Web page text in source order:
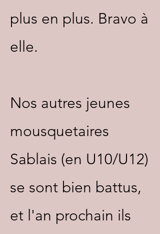
plus en plus. Bravo à
elle.
Nos autres jeunes
mousquetaires
Sablais (en U10/U12)
se sont bien battus,
et l'an prochain ils